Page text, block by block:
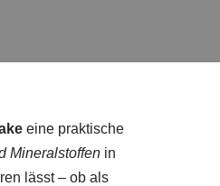
eine praktische
Mineralstoffen in
lässt – ob als